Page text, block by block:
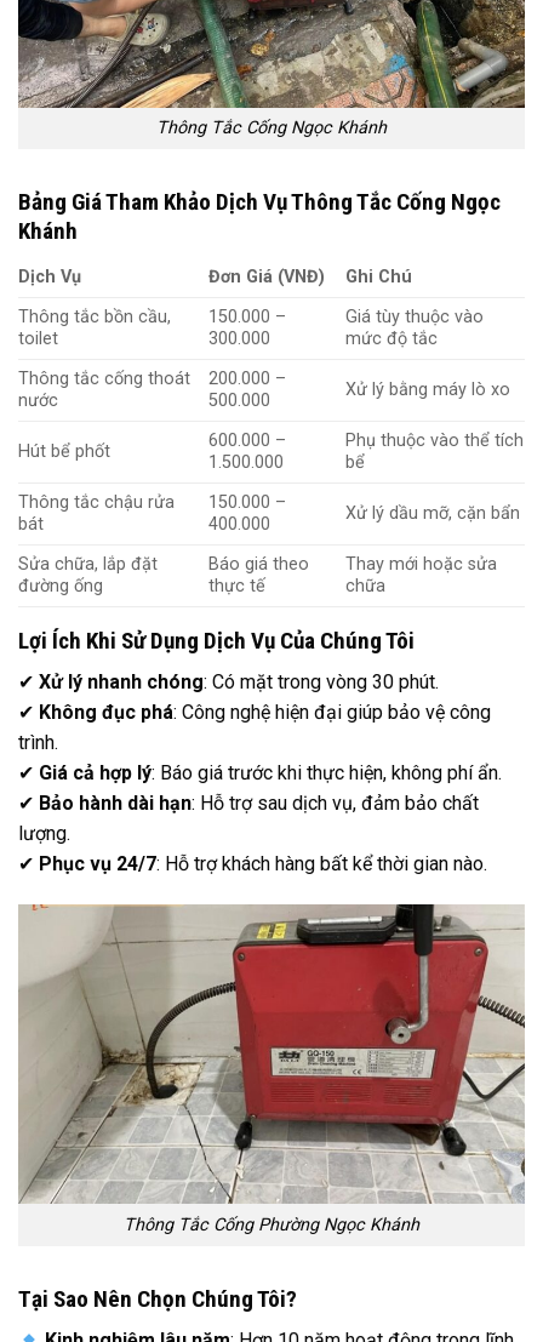
Thông Tắc Cống Ngọc Khánh
Bảng Giá Tham Khảo Dịch Vụ Thông Tắc Cống Ngọc
Khánh
Dịch Vụ Đơn Giá (VNĐ)
Ghi Chú
Thông tắc bồn cầu,
toilet
150.000 –
300.000
Giá tùy thuộc vào
mức độ tắc
Thông tắc cống thoát
nước
200.000 –
500.000
Xử lý bằng máy lò xo
Hút bể phốt
600.000 –
1.500.000
Phụ thuộc vào thể tích
bể
Thông tắc chậu rửa
bát
150.000 –
400.000
Xử lý dầu mỡ, cặn bẩn
Sửa chữa, lắp đặt
đường ống
Báo giá theo
thực tế
Thay mới hoặc sửa
chữa
Lợi Ích Khi Sử Dụng Dịch Vụ Của Chúng Tôi
✔ Xử lý nhanh chóng: Có mặt trong vòng 30 phút.
✔ Không đục phá: Công nghệ hiện đại giúp bảo vệ công
trình.
✔ Giá cả hợp lý: Báo giá trước khi thực hiện, không phí ẩn.
✔ Bảo hành dài hạn: Hỗ trợ sau dịch vụ, đảm bảo chất
lượng.
✔ Phục vụ 24/7: Hỗ trợ khách hàng bất kể thời gian nào.
Thông Tắc Cống Phường Ngọc Khánh
Tại Sao Nên Chọn Chúng Tôi?